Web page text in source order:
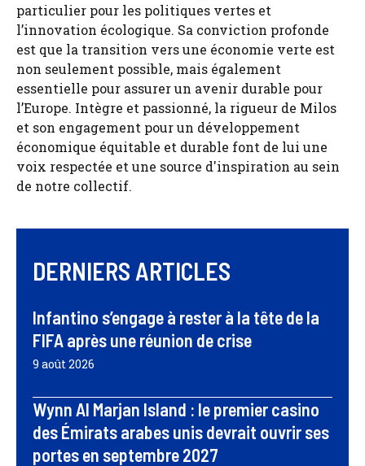
particulier pour les politiques vertes et
l’innovation écologique. Sa conviction profonde
est que la transition vers une économie verte est
non seulement possible, mais également
essentielle pour assurer un avenir durable pour
l’Europe. Intègre et passionné, la rigueur de Milos
et son engagement pour un développement
économique équitable et durable font de lui une
voix respectée et une source d'inspiration au sein
de notre collectif.
DERNIERS ARTICLES
Infantino s’engage à rester à la tête de la
FIFA après une réunion de crise
9 août 2026
Wynn Al Marjan Island : le premier casino
des Émirats arabes unis devrait ouvrir ses
portes en septembre 2027